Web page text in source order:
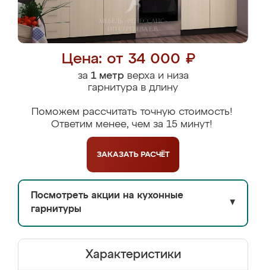
Цена: от 34 000 ₽
за 1 метрверха и низа
гарнитура в длину
Поможем рассчитать точную стоимость!
Ответим менее, чем за 15 минут!
ЗАКАЗАТЬ РАСЧЁТ
Посмотреть акции на кухонные
гарнитуры
▼
Характеристики